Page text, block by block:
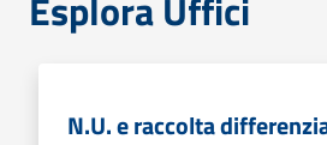
N.U. e raccolta